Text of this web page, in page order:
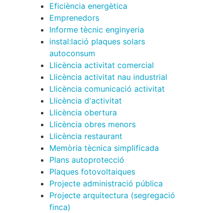
Eficiència energètica
Emprenedors
Informe tècnic enginyeria
instal:lació plaques solars
autoconsum
Llicència activitat comercial
Llicència activitat nau industrial
Llicència comunicació activitat
Llicència d'activitat
Llicència obertura
Llicència obres menors
Llicència restaurant
Memòria tècnica simplificada
Plans autoprotecció
Plaques fotovoltaiques
Projecte administració pública
Projecte arquitectura (segregació
finca)